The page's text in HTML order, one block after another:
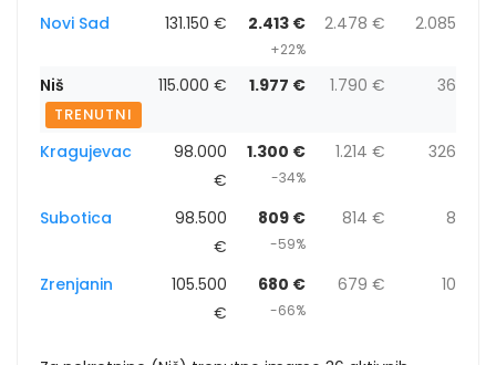
Novi Sad 131.150 € 2.413 €
+22%
2.478 € 2.085
Niš
TRENUTNI
115.000 € 1.977 € 1.790 € 36
Kragujevac
98.000
€
1.300 €
-34%
1.214 € 326
Subotica
98.500
€
809 €
-59%
814 € 8
Zrenjanin
105.500
€
680 €
-66%
679 € 10